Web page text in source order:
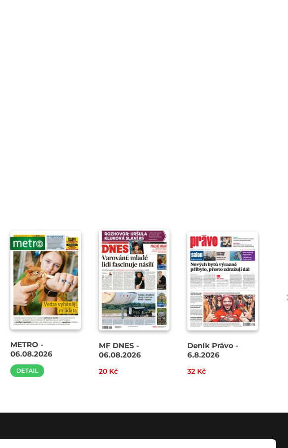
METRO -
06.08.2026
DETAIL
MF DNES -
06.08.2026
20 Kč
Deník Právo -
6.8.2026
32 Kč